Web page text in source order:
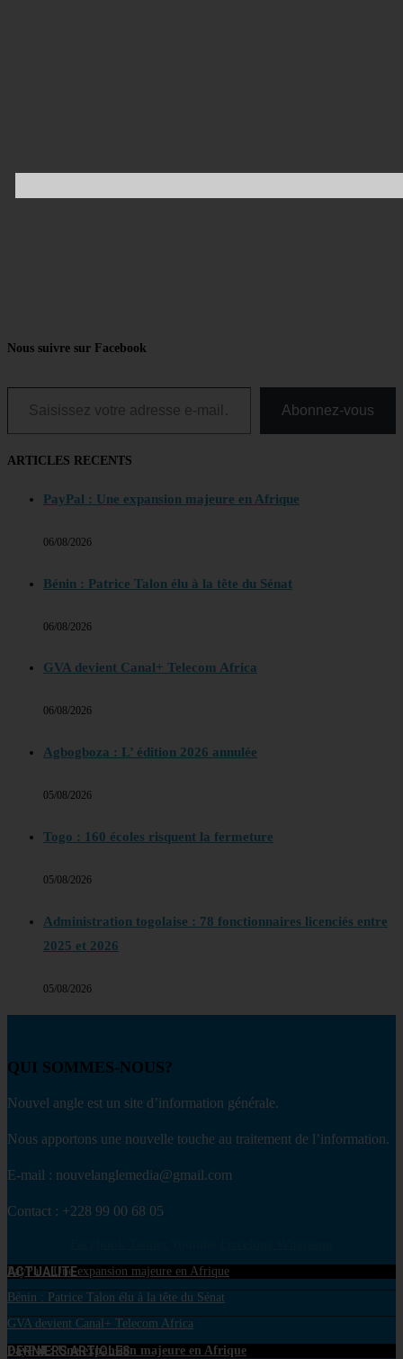
Nous suivre sur Facebook
Saisissez votre adresse e-mail…
Abonnez-vous
ARTICLES RECENTS
PayPal : Une expansion majeure en Afrique
06/08/2026
Bénin : Patrice Talon élu à la tête du Sénat
06/08/2026
GVA devient Canal+ Telecom Africa
06/08/2026
Agbogboza : L’ édition 2026 annulée
05/08/2026
Togo : 160 écoles risquent la fermeture
05/08/2026
Administration togolaise : 78 fonctionnaires licenciés entre
2025 et 2026
05/08/2026
QUI SOMMES-NOUS?
Nouvel angle est un site d’information générale.
Nous apportons une nouvelle touche au traitement de l’information.
E-mail : nouvelanglemedia@gmail.com
Contact : +228 99 00 68 05
ACTUALITE
PayPal : Une expansion majeure en Afrique
Bénin : Patrice Talon élu à la tête du Sénat
GVA devient Canal+ Telecom Africa
DERNIERS ARTICLES
PayPal : Une expansion majeure en Afrique